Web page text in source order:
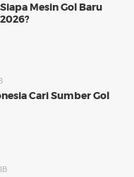
Mesin Gol Baru
Cari Sumber Gol